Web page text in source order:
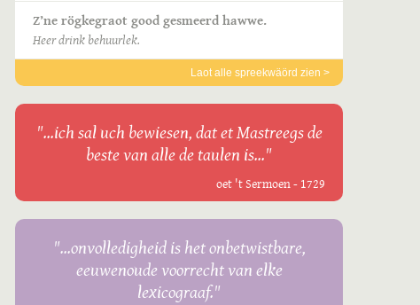
Z’ne rögkegraot good gesmeerd hawwe.
Heer drink behuurlek.
Laot alle spreekwäörd zien >
"...ich sal uch bewiesen, dat et Mastreegs de
beste van alle de taulen is..."
oet 't Sermoen - 1729
"...onvolledigheid is het onbetwistbare,
eeuwenoude voorrecht van elke
lexicograaf."